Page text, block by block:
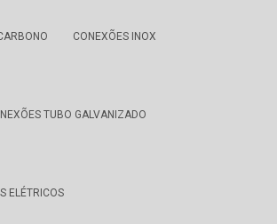
CONEXÕES INOX
TUBO GALVANIZADO
ELÉTRICOS